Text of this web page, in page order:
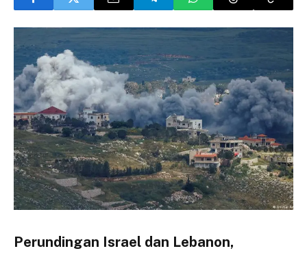
Perundingan Israel dan Lebanon,